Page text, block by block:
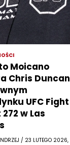
Moicano
Chris Duncan
UFC Fight
w Las
/ 23 LUTEGO 2026,